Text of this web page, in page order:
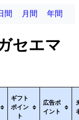
間 月間 年間
セエマ
ギフト
ポイン
ト
広告ポ
イント